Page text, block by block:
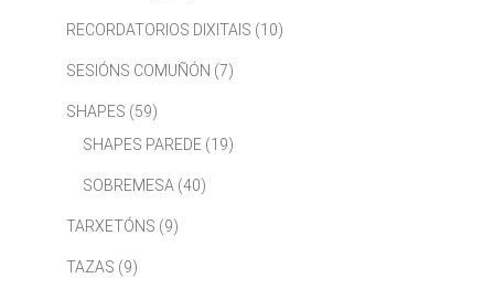
RECORDATORIOS DIXITAIS (10)
SESIÓNS COMUÑÓN (7)
SHAPES (59)
SHAPES PAREDE (19)
SOBREMESA (40)
TARXETÓNS (9)
TAZAS (9)